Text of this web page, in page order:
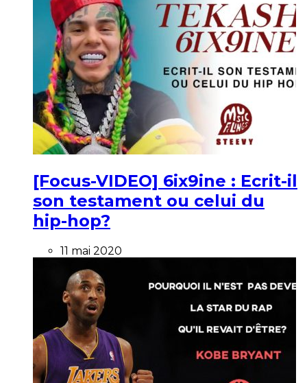
[Focus-VIDEO] 6ix9ine : Ecrit-il
son testament ou celui du
hip-hop?
11 mai 2020